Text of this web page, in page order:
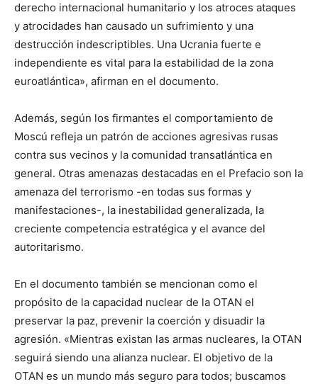
derecho internacional humanitario y los atroces ataques
y atrocidades han causado un sufrimiento y una
destrucción indescriptibles. Una Ucrania fuerte e
independiente es vital para la estabilidad de la zona
euroatlántica», afirman en el documento.
Además, según los firmantes el comportamiento de
Moscú refleja un patrón de acciones agresivas rusas
contra sus vecinos y la comunidad transatlántica en
general. Otras amenazas destacadas en el Prefacio son la
amenaza del terrorismo -en todas sus formas y
manifestaciones-, la inestabilidad generalizada, la
creciente competencia estratégica y el avance del
autoritarismo.
En el documento también se mencionan como el
propósito de la capacidad nuclear de la OTAN el
preservar la paz, prevenir la coerción y disuadir la
agresión. «Mientras existan las armas nucleares, la OTAN
seguirá siendo una alianza nuclear. El objetivo de la
OTAN es un mundo más seguro para todos; buscamos